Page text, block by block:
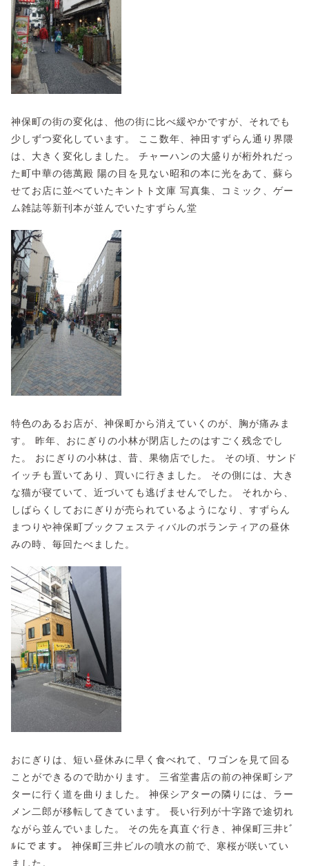
神保町の街の変化は、他の街に比べ緩やかですが、それでも
少しずつ変化しています。 ここ数年、神田すずらん通り界隈
は、大きく変化しました。 チャーハンの大盛りが桁外れだっ
た町中華の徳萬殿 陽の目を見ない昭和の本に光をあて、蘇ら
せてお店に並べていたキントト文庫 写真集、コミック、ゲー
ム雑誌等新刊本が並んでいたすずらん堂
特色のあるお店が、神保町から消えていくのが、胸が痛みま
す。 昨年、おにぎりの小林が閉店したのはすごく残念でし
た。 おにぎりの小林は、昔、果物店でした。 その頃、サンド
イッチも置いてあり、買いに行きました。 その側には、大き
な猫が寝ていて、近づいても逃げませんでした。 それから、
しばらくしておにぎりが売られているようになり、すずらん
まつりや神保町ブックフェスティバルのボランティアの昼休
みの時、毎回たべました。
おにぎりは、短い昼休みに早く食べれて、ワゴンを見て回る
ことができるので助かります。 三省堂書店の前の神保町シア
ターに行く道を曲りました。 神保シアターの隣りには、ラー
メン二郎が移転してきています。 長い行列が十字路で途切れ
ながら並んでいました。 その先を真直ぐ行き、神保町三井ﾋﾞ
ﾙにでます。 神保町三井ビルの噴水の前で、寒桜が咲いてい
ました。